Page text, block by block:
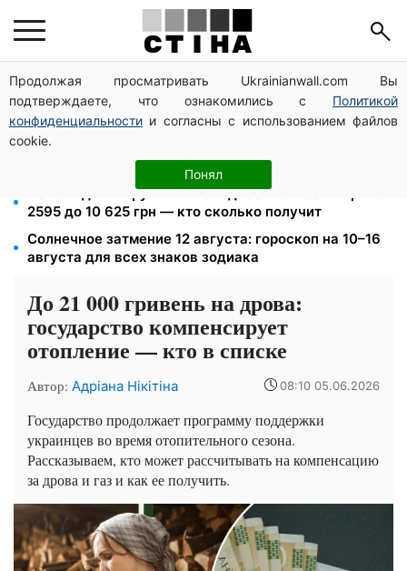
Продолжая просматривать Ukrainianwall.com Вы
подтверждаете, что ознакомились с Политикой
конфиденциальности и согласны с использованием файлов
cookie.
Понял
125 грн за куб воды: закон №4777 запустил двойное
подорожание тарифов в регионах
26 000 подписей — Зеленский поручил СНБО
лишать водителей прав за систематические
Пенсия для III группы инвалидности с 1 сентября: от
2595 до 10 625 грн — кто сколько получит
Солнечное затмение 12 августа: гороскоп на 10–16
августа для всех знаков зодиака
До 21 000 гривень на дрова:
государство компенсирует
отопление — кто в списке
Автор: Адріана Нікітіна 08:10 05.06.2026
Государство продолжает программу поддержки
украинцев во время отопительного сезона.
Рассказываем, кто может рассчитывать на компенсацию
за дрова и газ и как ее получить.